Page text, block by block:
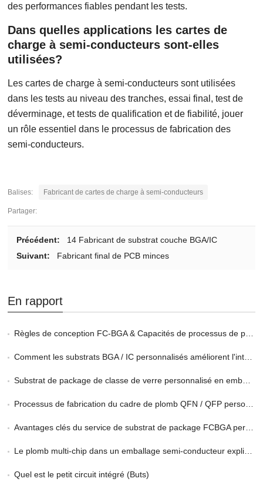
des performances fiables pendant les tests.
Dans quelles applications les cartes de
charge à semi-conducteurs sont-elles
utilisées?
Les cartes de charge à semi-conducteurs sont utilisées
dans les tests au niveau des tranches, essai final, test de
déverminage, et tests de qualification et de fiabilité, jouer
un rôle essentiel dans le processus de fabrication des
semi-conducteurs.
Balises: Fabricant de cartes de charge à semi-conducteurs
Partager:
Précédent:
14 Fabricant de substrat couche BGA/IC
Suivant:
Fabricant final de PCB minces
En rapport
Règles de conception FC-BGA & Capacités de processus de production
Comment les substrats BGA / IC personnalisés améliorent l'intégrité du signal
Substrat de package de classe de verre personnalisé en emballage 2.5d et 3D
Processus de fabrication du cadre de plomb QFN / QFP personnalisé
Avantages clés du service de substrat de package FCBGA personnalisé en HPC
Le plomb multi-chip dans un emballage semi-conducteur expliqué
Quel est le petit circuit intégré (Buts)